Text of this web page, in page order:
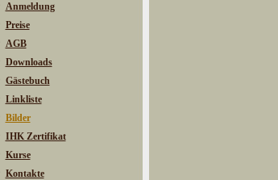
Anmeldung
Preise
AGB
Downloads
Gästebuch
Linkliste
Bilder
IHK Zertifikat
Kurse
Kontakte